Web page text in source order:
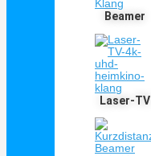
Beamer
Laser-TV